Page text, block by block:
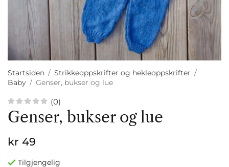
Startsiden / Strikkeoppskrifter og hekleoppskrifter /
Baby / Genser, bukser og lue
(0)
Genser, bukser og lue
kr 49
Tilgjengelig